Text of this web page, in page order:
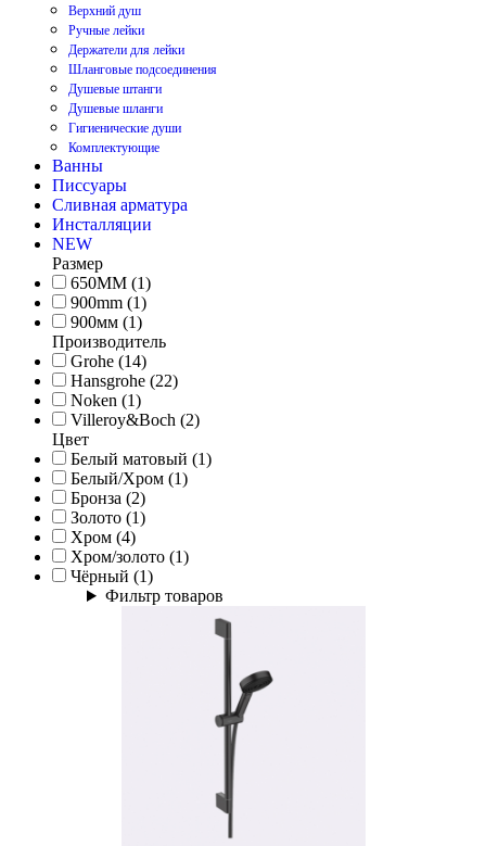
Верхний душ
Ручные лейки
Держатели для лейки
Шланговые подсоединения
Душевые штанги
Душевые шланги
Гигиенические души
Комплектующие
Ванны
Писсуары
Сливная арматура
Инсталляции
NEW
Размер
650ММ (1)
900mm (1)
900мм (1)
Производитель
Grohe (14)
Hansgrohe (22)
Noken (1)
Villeroy&Boch (2)
Цвет
Белый матовый (1)
Белый/Хром (1)
Бронза (2)
Золото (1)
Хром (4)
Хром/золото (1)
Чёрный (1)
Фильтр товаров